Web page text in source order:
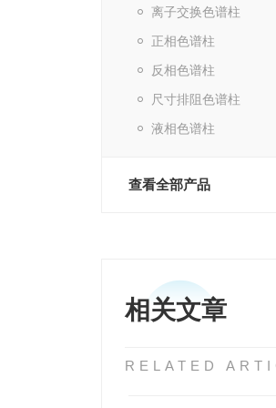
离子交换色谱柱
正相色谱柱
反相色谱柱
尺寸排阻色谱柱
液相色谱柱
查看全部产品
相关文章
RELATED